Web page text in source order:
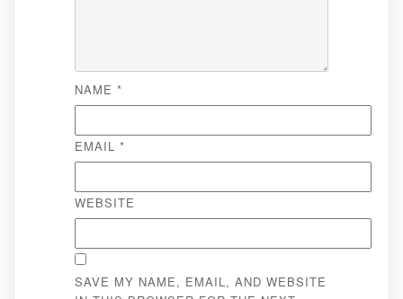
NAME *
EMAIL *
WEBSITE
SAVE MY NAME, EMAIL, AND WEBSITE